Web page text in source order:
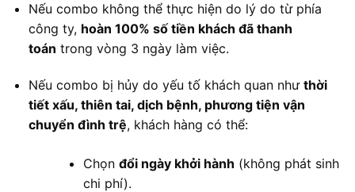
Nếu combo không thể thực hiện do lý do từ phía
công ty, hoàn 100% số tiền khách đã thanh
toán trong vòng 3 ngày làm việc.
Nếu combo bị hủy do yếu tố khách quan như thời
tiết xấu, thiên tai, dịch bệnh, phương tiện vận
chuyển đình trệ, khách hàng có thể:
Chọn đổi ngày khởi hành (không phát sinh
chi phí).